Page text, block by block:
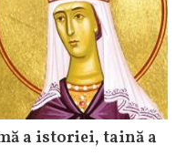
a istoriei, taină a